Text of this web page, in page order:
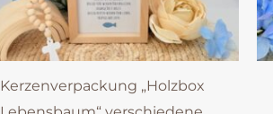
Kerzenverpackung „Holzbox